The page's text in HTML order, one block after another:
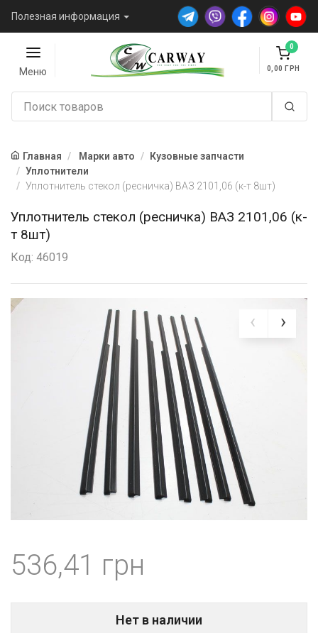
Полезная информация
Меню
0
0,00
Главная Марки авто
Кузовные запчасти
Уплотнители
Уплотнитель стекол (ресничка) ВАЗ 2101,06 (к-т 8шт)
Уплотнитель стекол (ресничка) ВАЗ 2101,06 (к-
т 8шт)
Код: 46019
536,41
Нет в наличии